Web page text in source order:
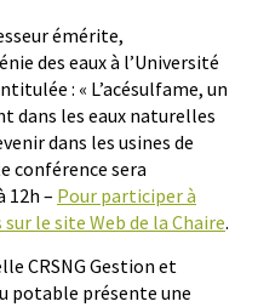
émérite,
des eaux à l’Université
: « L’acésulfame, un
dans les eaux naturelles
dans les usines de
conférence sera
12h – Pour participer à
le site Web de la Chaire.
CRSNG Gestion et
potable présente une